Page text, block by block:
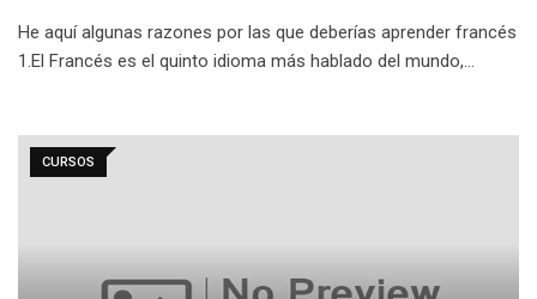
He aquí algunas razones por las que deberías aprender francés
1.El Francés es el quinto idioma más hablado del mundo,…
CURSOS